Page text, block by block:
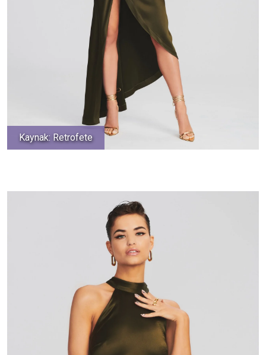
Kaynak: Retrofete